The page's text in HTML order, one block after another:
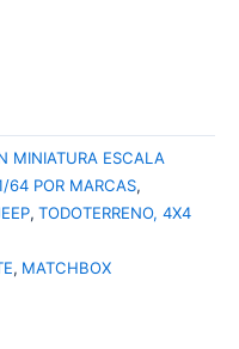
MINIATURA ESCALA
64 POR MARCAS,
, TODOTERRENO, 4X4
, MATCHBOX